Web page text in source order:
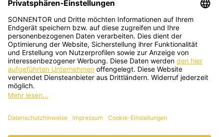
Deutsch
SONNENTOR Kräuterhandels GMBH
Sprögnitz 10, 3913 Sprögnitz, Österreich